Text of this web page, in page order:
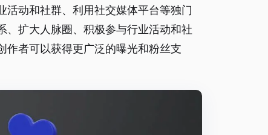
活动和社群、利用社交媒体平台等独门
、扩大人脉圈、积极参与行业活动和社
作者可以获得更广泛的曝光和粉丝支